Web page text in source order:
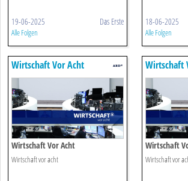
19-06-2025 Das Erste
Alle Folgen
18-06-2025
Alle Folgen
Wirtschaft Vor Acht
Wirtschaft Vor Acht
Wirtschaft vor acht
Wirtschaft
Wirtschaft
Wirtschaft vor